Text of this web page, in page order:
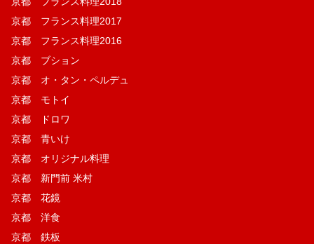
京都 フランス料理2017
京都 フランス料理2016
京都 ブション
京都 オ・タン・ペルデュ
京都 モトイ
京都 ドロワ
京都 青いけ
京都 オリジナル料理
京都 新門前 米村
京都 花鏡
京都 洋食
京都 鉄板